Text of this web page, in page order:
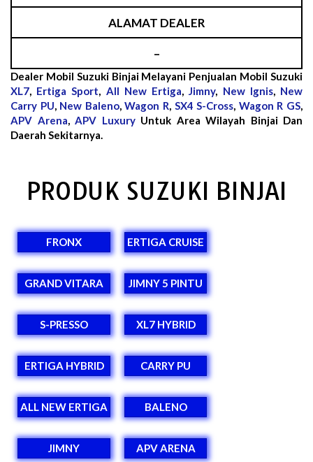
ALAMAT DEALER
–
Dealer Mobil Suzuki Binjai Melayani Penjualan Mobil Suzuki
XL7, Ertiga Sport, All New Ertiga,Jimny, New Ignis, New
Carry PU, New Baleno,Wagon R, SX4 S-Cross, Wagon R GS,
APV Arena, APV LuxuryUntuk Area Wilayah Binjai Dan
Daerah Sekitarnya.
PRODUK SUZUKI BINJAI
FRONX ERTIGA CRUISE
GRAND VITARA JIMNY 5 PINTU
S-PRESSO XL7 HYBRID
ERTIGA HYBRID CARRY PU
ALL NEW ERTIGA BALENO
JIMNY APV ARENA